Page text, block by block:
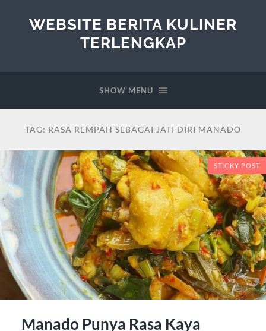
WEBSITE BERITA KULINER
TERLENGKAP
SHOW MENU
TAG: RASA REMPAH SEBAGAI JATI DIRI MANADO
STICKY POST
Manado Punya Rasa Kaya